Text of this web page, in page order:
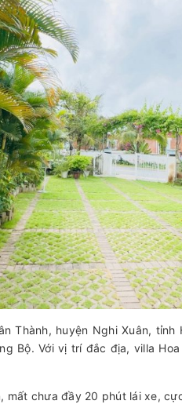
Thành, huyện Nghi Xuân,
Bộ. Với vị trí đắc địa, villa
mất chưa đầy 20 phút lái xe,